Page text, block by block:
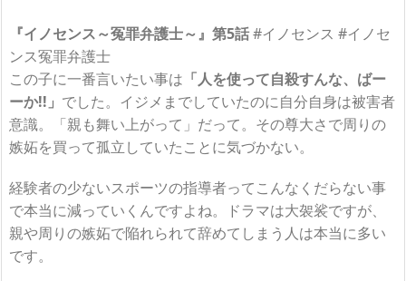
『イノセンス～冤罪弁護士～』第5話#イノセンス #イノセ
ンス冤罪弁護士
この子に一番言いたい事は 「人を使って自殺すんな、ばー
ーか!!」 でした。イジメまでしていたのに自分自身は被害者
意識。「親も舞い上がって」だって。その尊大さで周りの
嫉妬を買って孤立していたことに気づかない。
経験者の少ないスポーツの指導者ってこんなくだらない事
で本当に減っていくんですよね。ドラマは大袈裟ですが、
親や周りの嫉妬で陥れられて辞めてしまう人は本当に多い
です。